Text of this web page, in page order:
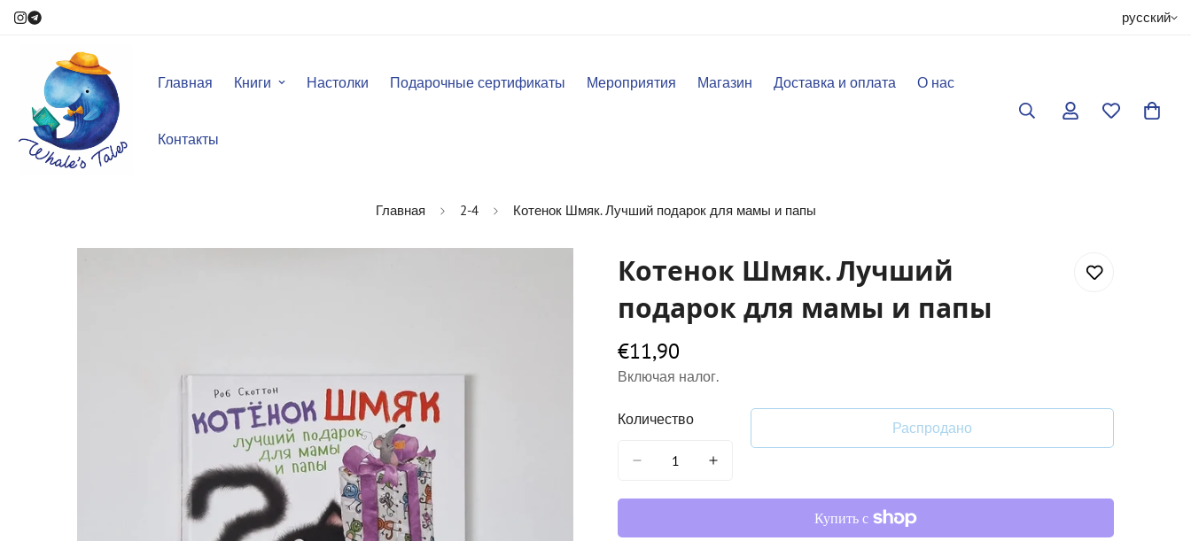
русский
Главная Книги Настолки Подарочные сертификаты Мероприятия Магазин Доставка и оплата О нас
Контакты
Главная 2-4 Котенок Шмяк. Лучший подарок для мамы и папы
Котенок Шмяк. Лучший
подарок для мамы и папы
Обычная
цена
€11,90
Включая налог.
Количество Распродано